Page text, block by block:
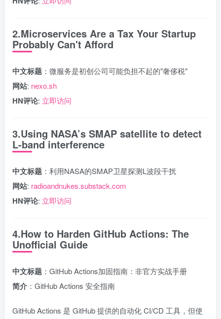
2.Microservices Are a Tax Your Startup
Probably Can't Afford
中文标题 ：微服务是初创公司可能负担不起的"奢侈税"
网站: nexo.sh
HN评论: 立即访问
3.Using NASA’s SMAP satellite to detect
L-band interference
中文标题 ：利用NASA的SMAP卫星探测L波段干扰
网站: radioandnukes.substack.com
HN评论: 立即访问
4.How to Harden GitHub Actions: The
Unofficial Guide
中文标题 ：GitHub Actions加固指南：非官方实战手册
简介 ：GitHub Actions 安全指南
GitHub Actions 是 GitHub 提供的自动化 CI/CD 工具，但使